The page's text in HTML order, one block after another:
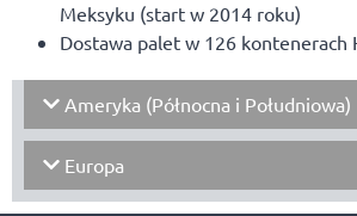
Meksyku (start w 2014 roku)
Dostawa palet w 126 kontenerach
Ameryka (Północna i Południowa)
Europa